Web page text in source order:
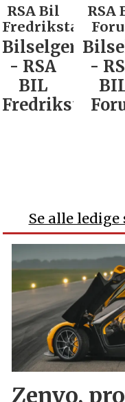
RSA Bil
Fredrikstad:
Bilselger
- RSA
BIL
Fredrikstad
RSA
-
Se alle
Zenvo,